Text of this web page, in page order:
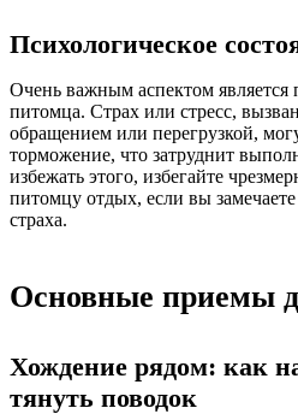
Психологическое
Очень важным аспектом является
питомца. Страх или стресс,
обращением или перегрузкой,
торможение, что затруднит
избежать этого, избегайте
питомцу отдых, если вы
страха.
Основные приемы
Хождение рядом: как
тянуть поводок